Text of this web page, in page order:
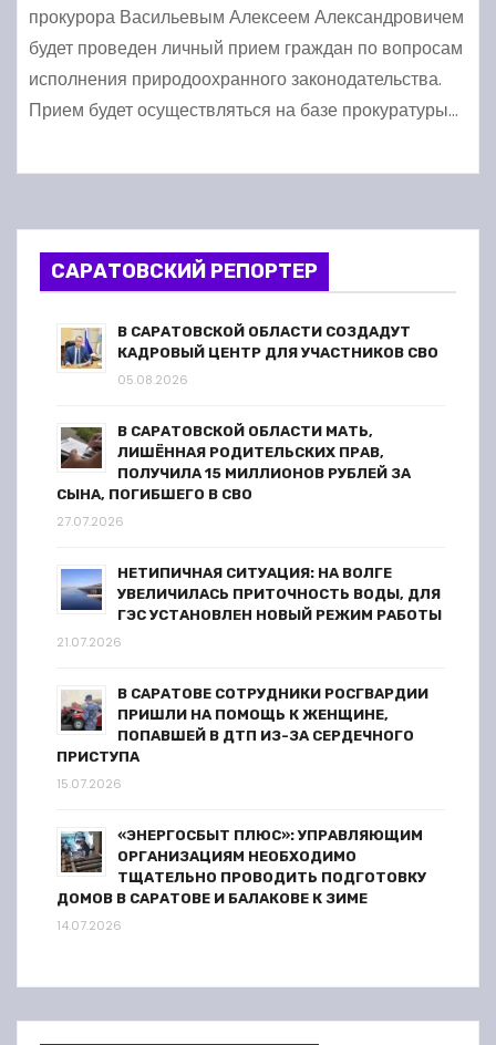
прокурора Васильевым Алексеем Александровичем
будет проведен личный прием граждан по вопросам
исполнения природоохранного законодательства.
Прием будет осуществляться на базе прокуратуры…
САРАТОВСКИЙ РЕПОРТЕР
В САРАТОВСКОЙ ОБЛАСТИ СОЗДАДУТ
КАДРОВЫЙ ЦЕНТР ДЛЯ УЧАСТНИКОВ СВО
05.08.2026
В САРАТОВСКОЙ ОБЛАСТИ МАТЬ,
ЛИШЁННАЯ РОДИТЕЛЬСКИХ ПРАВ,
ПОЛУЧИЛА 15 МИЛЛИОНОВ РУБЛЕЙ ЗА
СЫНА, ПОГИБШЕГО В СВО
27.07.2026
НЕТИПИЧНАЯ СИТУАЦИЯ: НА ВОЛГЕ
УВЕЛИЧИЛАСЬ ПРИТОЧНОСТЬ ВОДЫ, ДЛЯ
ГЭС УСТАНОВЛЕН НОВЫЙ РЕЖИМ РАБОТЫ
21.07.2026
В САРАТОВЕ СОТРУДНИКИ РОСГВАРДИИ
ПРИШЛИ НА ПОМОЩЬ К ЖЕНЩИНЕ,
ПОПАВШЕЙ В ДТП ИЗ-ЗА СЕРДЕЧНОГО
ПРИСТУПА
15.07.2026
«ЭНЕРГОСБЫТ ПЛЮС»: УПРАВЛЯЮЩИМ
ОРГАНИЗАЦИЯМ НЕОБХОДИМО
ТЩАТЕЛЬНО ПРОВОДИТЬ ПОДГОТОВКУ
ДОМОВ В САРАТОВЕ И БАЛАКОВЕ К ЗИМЕ
14.07.2026